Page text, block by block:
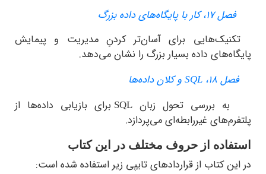
برای آسان‌تر کردنِ مدیریت و پیمایش
داده بسیار بزرگ را نشان می‌دهد.
SQL و کلان داده‌ها
تحول زبان SQLبرای بازیابی داده‌ها از
غیررابطه‌ای می‌پردازد.
از حروف‌ مختلف در این کتاب
کتاب از قراردادهای تایپی زیر استفاده شده است: